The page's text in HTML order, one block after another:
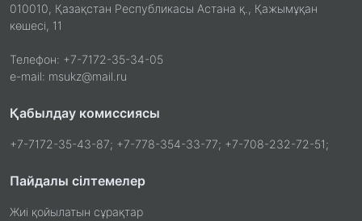
010010, Қазақстан Республикасы Астана қ., Қажымұқан
көшесі, 11
Телефон: +7-7172-35-34-05
e-mail: msukz@mail.ru
Қабылдау комиссиясы
+7-7172-35-43-87; +7-778-354-33-77; +7-708-232-72-51;
Пайдалы сілтемелер
Жиі қойылатын сұрақтар